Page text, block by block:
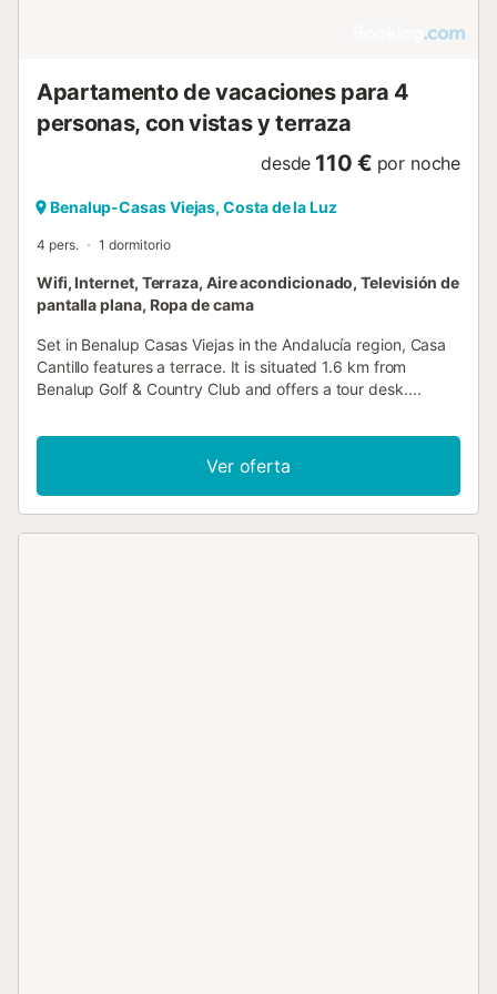
Apartamento de vacaciones para 4
personas, con vistas y terraza
desde 110 € por noche
Benalup-Casas Viejas, Costa de la Luz
4 pers. 1 dormitorio
Wifi, Internet, Terraza, Aire acondicionado, Televisión de
pantalla plana, Ropa de cama
Set in Benalup Casas Viejas in the Andalucía region, Casa
Cantillo features a terrace. It is situated 1.6 km from
Benalup Golf & Country Club and offers a tour desk....
Ver oferta